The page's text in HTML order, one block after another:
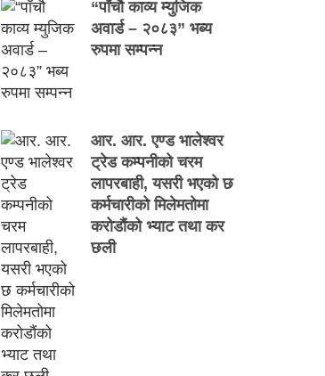
“पाँचौ काव्य म्युजिक
अवार्ड – २०८३” भब्य
रुपमा सम्पन्न
आर. आर. एण्ड भालेश्वर
ट्रेड कम्पनीको चरम
लापरबाही, यसरी भएको छ
कर्मचारीको मिलेमतोमा
करोडौंको भ्याट तथा कर
छली